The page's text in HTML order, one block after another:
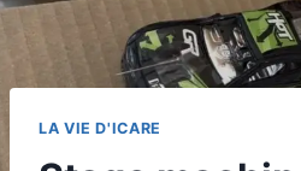
LA VIE D'ICARE